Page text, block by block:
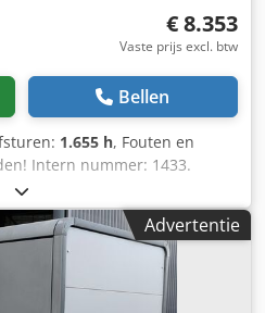
€ 8.353
Vaste prijs excl. btw
Bellen
1.655 h, Fouten en
Intern nummer: 1433.
Amyerf Het voertuig is niet
Duitsland is tegen
tussenverkoop
uw oude voertuig in ruil.
zonder aanbetaling!
u graag!
Advertentie